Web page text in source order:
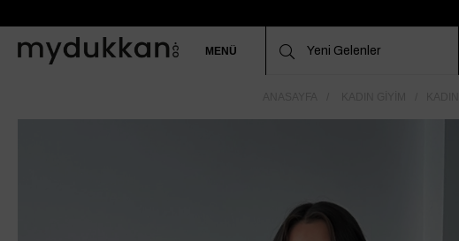
MENÜ